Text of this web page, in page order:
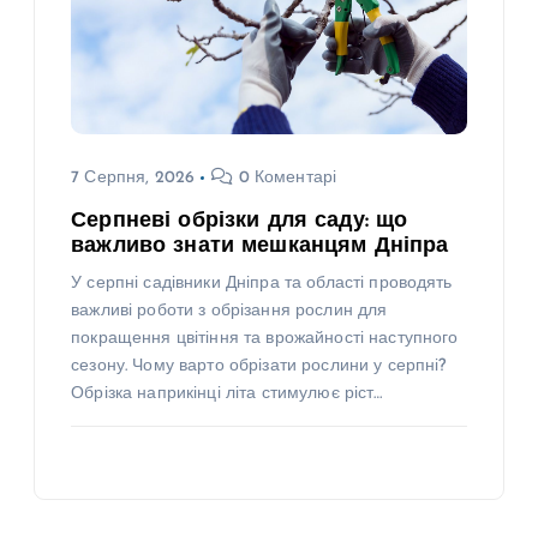
7 Серпня, 2026 0 Коментарі
Серпневі обрізки для саду: що
важливо знати мешканцям Дніпра
У серпні садівники Дніпра та області проводять
важливі роботи з обрізання рослин для
покращення цвітіння та врожайності наступного
сезону. Чому варто обрізати рослини у серпні?
Обрізка наприкінці літа стимулює ріст…